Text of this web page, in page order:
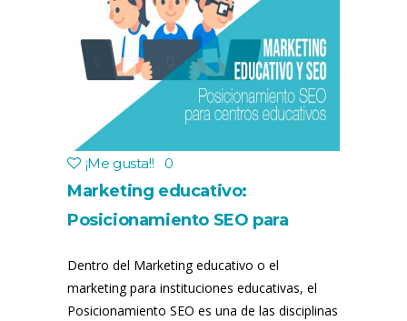
¡Me gusta!! 0
Marketing educativo:
Posicionamiento SEO para
Dentro del Marketing educativo o el
marketing para instituciones educativas, el
Posicionamiento SEO es una de las disciplinas